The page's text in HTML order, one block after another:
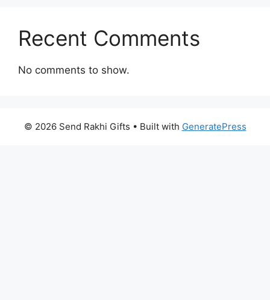
Recent Comments
No comments to show.
© 2026 Send Rakhi Gifts • Built with GeneratePress